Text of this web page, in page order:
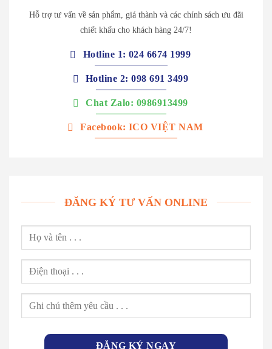
Hỗ trợ tư vấn về sản phẩm, giá thành và các chính sách ưu đãi
chiết khấu cho khách hàng 24/7!
Hotline 1: 024 6674 1999
Hotline 2: 098 691 3499
Chat Zalo: 0986913499
Facebook: ICO VIỆT NAM
ĐĂNG KÝ TƯ VẤN ONLINE